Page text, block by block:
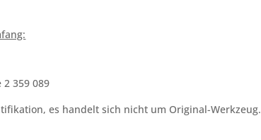
359 089
es handelt sich nicht um Original-Werkzeug.